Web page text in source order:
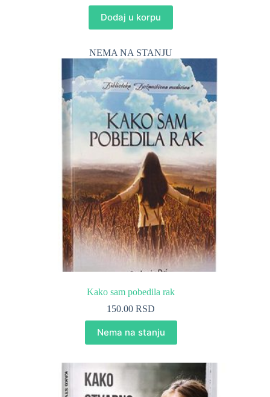
Dodaj u korpu
NEMA NA STANJU
Kako sam pobedila rak
150.00RSD
Nema na stanju